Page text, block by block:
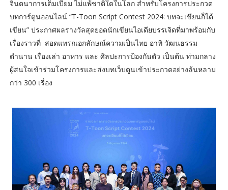
จินตนาการเต็มเปี่ยม ไม่แพ้ชาติใดในโลก สำหรับโครงการประกวด
บทการ์ตูนออนไลน์ “T-Toon Script Contest 2024: บทจะเขียนก็ได้
เขียน” ประกาศผลรางวัลสุดยอดนักเขียนไอเดียบรรเจิดที่มาพร้อมกับ
เรื่องราวที่ สอดแทรกเอกลักษณ์ความเป็นไทย อาทิ วัฒนธรรม
ตำนาน เรื่องเล่า อาหาร และ ศิลปะการป้องกันตัว เป็นต้น ท่ามกลาง
ผู้สนใจเข้าร่วมโครงการและส่งบทเว็บตูนเข้าประกวดอย่างล้นหลาม
กว่า 300 เรื่อง